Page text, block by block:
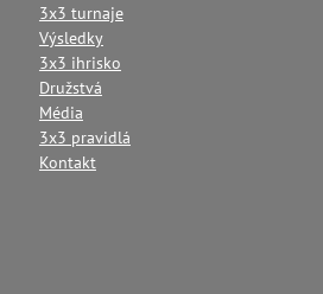
3x3 turnaje
Výsledky
3x3 ihrisko
Družstvá
Média
3x3 pravidlá
Kontakt